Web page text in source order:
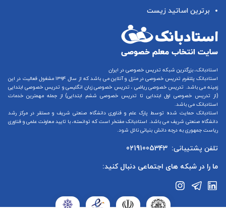
برترین اساتید زیست
استادبانک، بزرگترین شبکه تدریس خصوصی در ایران
استادبانک پلتفرم تدریس خصوصی در منزل و آنلاین
می باشد که از سال ۱۳۹۴ مشغول فعالیت در این
زمینه می باشد. تدریس خصوصی ریاضی ، تدریس خصوصی زبان انگلیسیو تدریس خصوصی ابتدایی
(از تدریس خصوصی اول ابتدایی تا تدریس خصوصی ششم ابتدایی) از جمله مهمترین خدمات
استادبانک می باشد.
استادبانک حمایت شده توسط پارک علم و فناوری دانشگاه صنعتی شریف و مستقر در مرکز رشد
دانشگاه صنعتی شریف می باشد. استادبانک مفتخر است که توانسته، با تایید معاونت علمی و فناوری
ریاست جمهوری به درجه دانش بنیانی نائل شود.
تلفن پشتیبانی: 02191005343
ما را در شبکه های اجتماعی دنبال کنید: